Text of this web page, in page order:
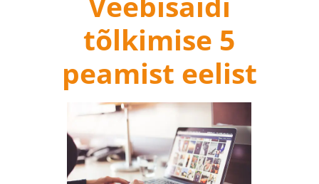
tõlkimise 5
peamist eelist